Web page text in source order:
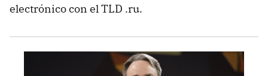
electrónico con el TLD .ru.